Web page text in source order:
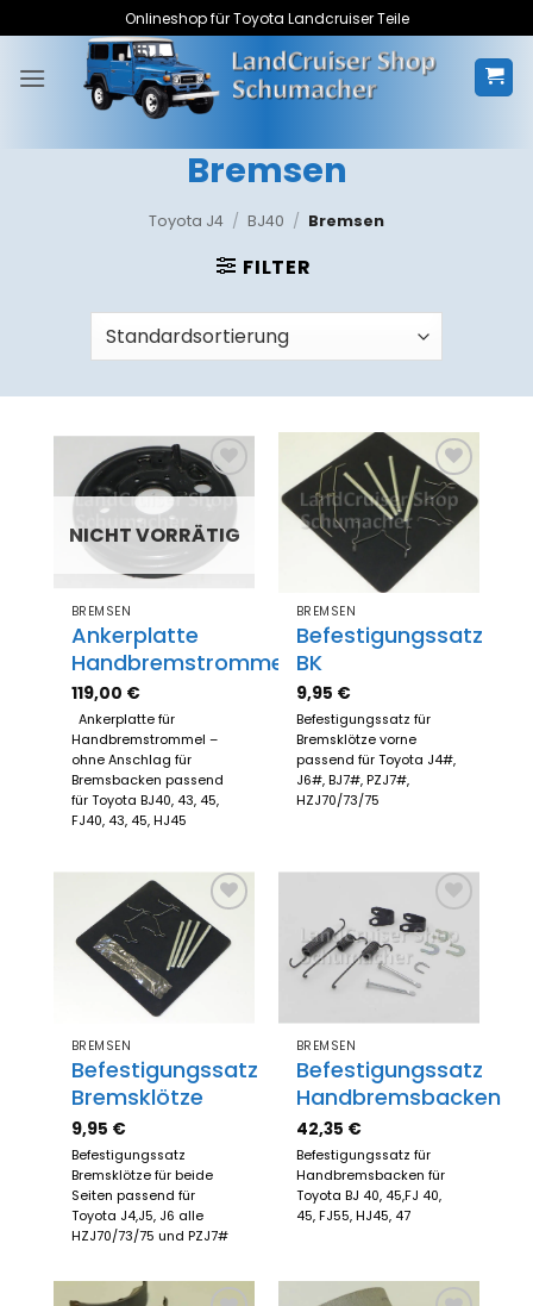
Inhalt
springen
Onlineshop für Toyota Landcruiser Teile
Bremsen
Toyota J4 / BJ40 / Bremsen
FILTER
Zum
Merkzettel
hinzufügen
NICHT VORRÄTIG
BREMSEN
Ankerplatte
Handbremstrommel
119,00 €
Ankerplatte für
Handbremstrommel –
ohne Anschlag für
Bremsbacken passend
für Toyota BJ40, 43, 45,
FJ40, 43, 45, HJ45
Zum
Merkzettel
hinzufügen
BREMSEN
Befestigungssatz
BK
9,95 €
Befestigungssatz für
Bremsklötze vorne
passend für Toyota J4#,
J6#, BJ7#, PZJ7#,
HZJ70/73/75
Zum
Merkzettel
hinzufügen
BREMSEN
Befestigungssatz
Bremsklötze
9,95 €
Befestigungssatz
Bremsklötze für beide
Seiten passend für
Toyota J4,J5, J6 alle
HZJ70/73/75 und PZJ7#
Zum
Merkzettel
hinzufügen
BREMSEN
Befestigungssatz
Handbremsbacken
42,35 €
Befestigungssatz für
Handbremsbacken für
Toyota BJ 40, 45,FJ 40,
45, FJ55, HJ45, 47